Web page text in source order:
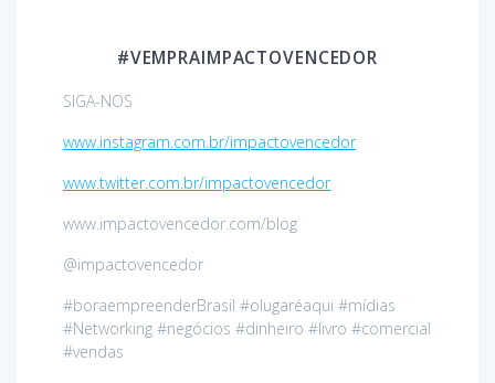
#VEMPRAIMPACTOVENCEDOR
SIGA-NOS
www.instagram.com.br/impactovencedor
www.twitter.com.br/impactovencedor
www.impactovencedor.com/blog
@impactovencedor
#boraempreenderBrasil #olugaréaqui #mídias
#Networking #negócios #dinheiro #livro #comercial
#vendas